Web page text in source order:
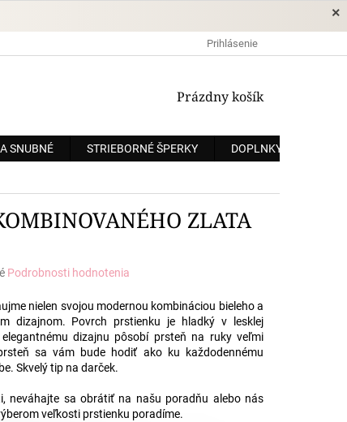
×
A PLATBA OCHRANA OSOBNÝCH ÚDAJOV
Prihlásenie
NÁKUPNÝ
Prázdny košík
SNUBNÉ STRIEBORNÉ ŠPERKY DOPLNKY
ZLATA
Podrobnosti hodnotenia
nielen svojou modernou kombináciou bieleho a
dizajnom. Povrch prstienku je hladký v lesklej
dizajnu pôsobí prsteň na ruky veľmi
sa vám bude hodiť ako ku každodennému
Skvelý tip na darček.
neváhajte sa obrátiť na našu poradňu alebo nás
veľkosti prstienku poradíme.